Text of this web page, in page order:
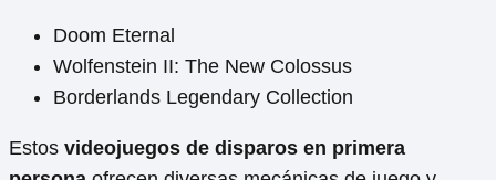
Doom Eternal
Wolfenstein II: The New Colossus
Borderlands Legendary Collection
Estos videojuegos de disparos en primera